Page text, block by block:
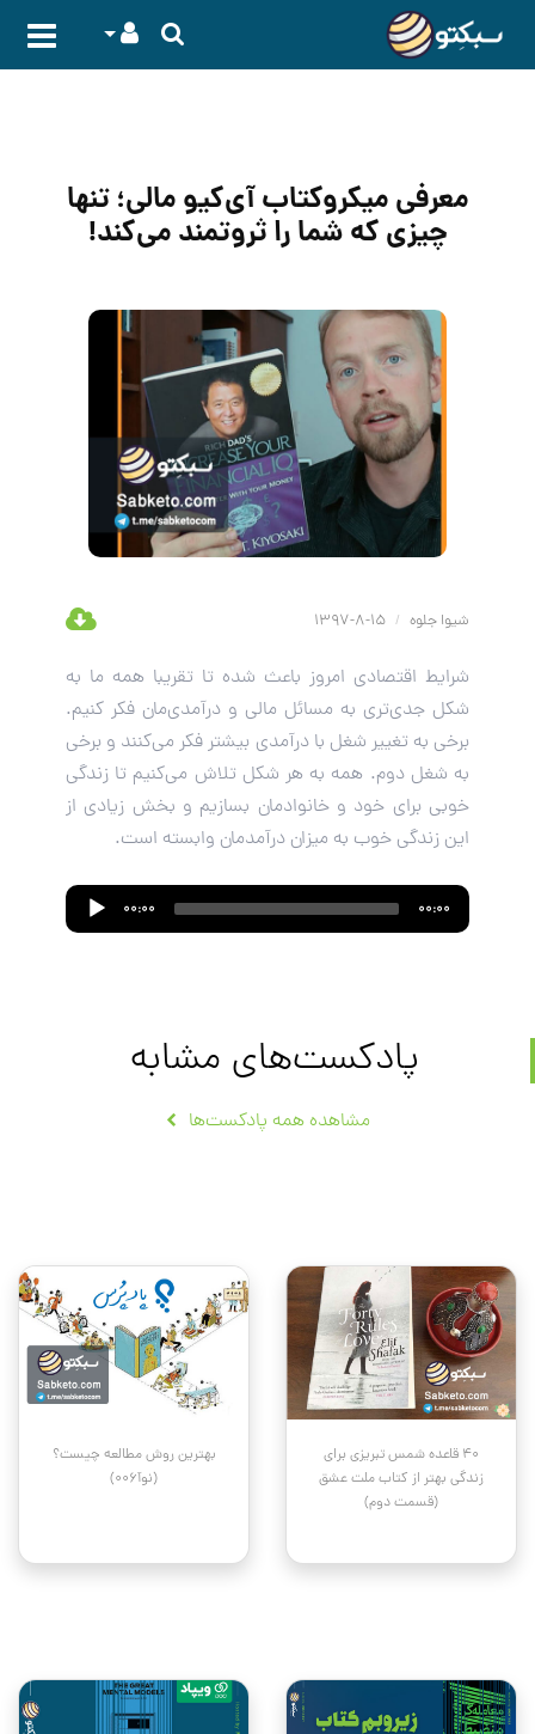
معرفی میکروکتاب آی‌کیو مالی؛ تنها
چیزی که شما را ثروتمند می‌کند!
شیوا جلوه /
شرایط اقتصادی امروز باعث شده تا تقریبا همه ما به
شکل جدی‌تری به مسائل مالی و درآمدی‌مان فکر کنیم.
برخی به تغییر شغل با درآمدی بیشتر فکر می‌کنند و برخی
به شغل دوم. همه به هر شکل تلاش می‌کنیم تا زندگی
خوبی برای خود و خانوادمان بسازیم و بخش زیادی از
این زندگی خوب به میزان درآمدمان وابسته است.
Audio
Player
00:00 00:00
پادکست‌های مشابه
مشاهده همه پادکست‌ها
۴۰ قاعده شمس تبریزی برای
زندگی بهتر از کتاب ملت عشق
(قسمت دوم)
بهترین روش مطالعه چیست؟
(نوآ006)